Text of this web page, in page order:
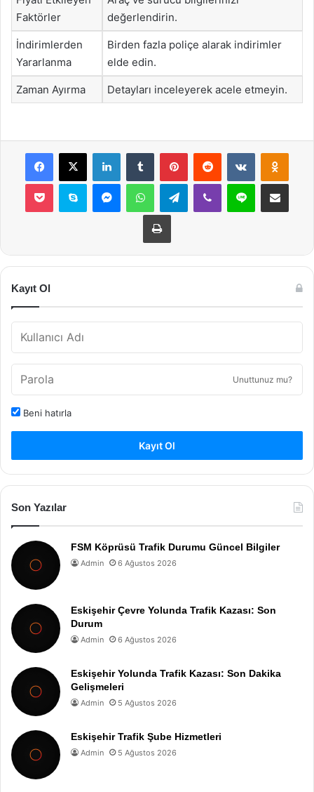
Faktörler
değerlendirin.
İndirimlerden
Yararlanma
Birden fazla poliçe alarak indirimler
elde edin.
Zaman Ayırma Detayları inceleyerek acele etmeyin.
Facebook
X LinkedInTumblr PinterestReddit VKontakte
Pocket Skype MessengerWhatsAppTelegramViber Line E-Posta ile
Yazdır
Kayıt Ol
Unuttunuz mu?
Beni hatırla
Kayıt Ol
Son Yazılar
FSM Köprüsü Trafik Durumu Güncel Bilgiler
Admin 6 Ağustos 2026
Eskişehir Çevre Yolunda Trafik Kazası: Son
Durum
Admin 6 Ağustos 2026
Eskişehir Yolunda Trafik Kazası: Son Dakika
Gelişmeleri
Admin 5 Ağustos 2026
Eskişehir Trafik Şube Hizmetleri
Admin 5 Ağustos 2026